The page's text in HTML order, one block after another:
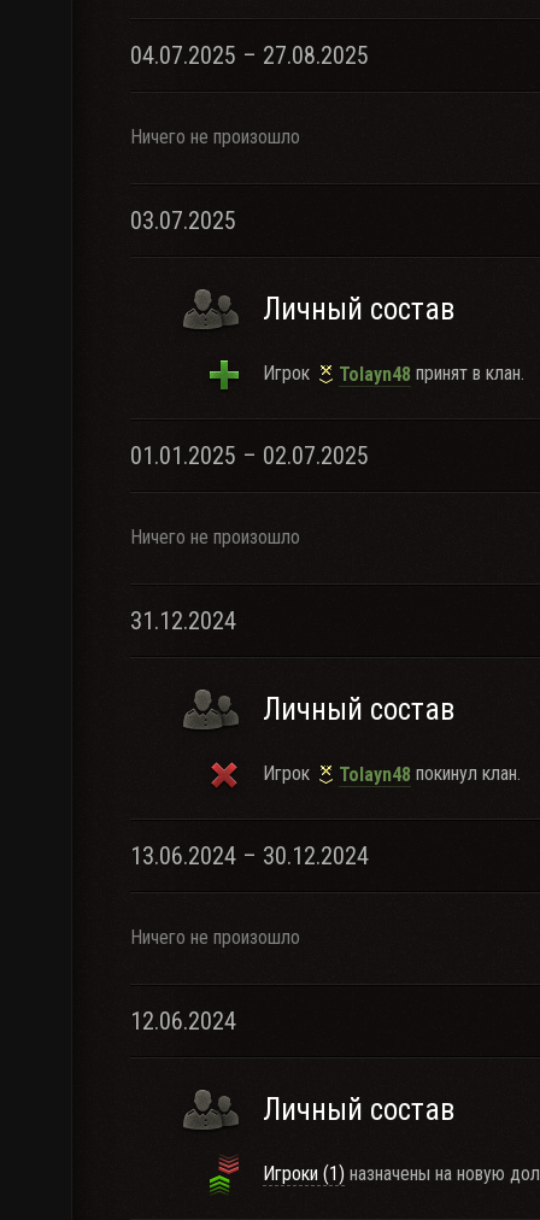
04.07.2025 – 27.08.2025
Ничего не произошло
03.07.2025
Личный состав
Игрок Tolayn48 принят в клан.
01.01.2025 – 02.07.2025
Ничего не произошло
31.12.2024
Личный состав
Игрок Tolayn48 покинул клан.
13.06.2024 – 30.12.2024
Ничего не произошло
12.06.2024
Личный состав
Игроки (1) назначены на новую